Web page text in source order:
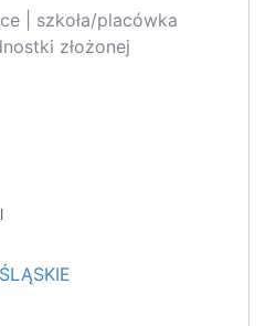
| szkoła/placówka
złożonej